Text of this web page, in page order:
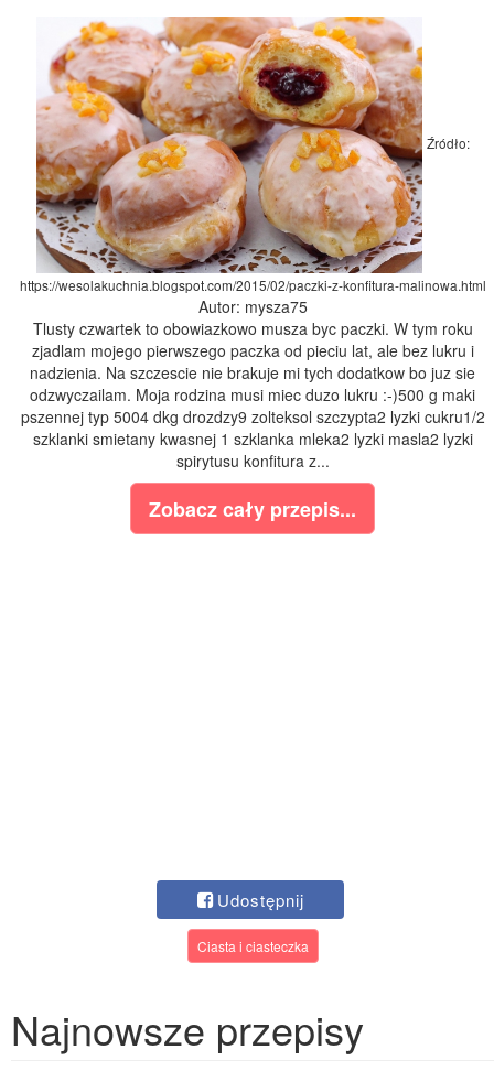
Źródło:
https://wesolakuchnia.blogspot.com/2015/02/paczki-z-konfitura-malinowa.html
Autor: mysza75
Tlusty czwartek to obowiazkowo musza byc paczki. W tym roku
zjadlam mojego pierwszego paczka od pieciu lat, ale bez lukru i
nadzienia. Na szczescie nie brakuje mi tych dodatkow bo juz sie
odzwyczailam. Moja rodzina musi miec duzo lukru :-)500 g maki
pszennej typ 5004 dkg drozdzy9 zolteksol szczypta2 lyzki cukru1/2
szklanki smietany kwasnej 1 szklanka mleka2 lyzki masla2 lyzki
spirytusu konfitura z...
Zobacz cały przepis...
Udostępnij
Ciasta i ciasteczka
Najnowsze przepisy